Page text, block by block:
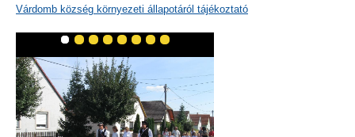
Várdomb község környezeti állapotáról tájékoztató